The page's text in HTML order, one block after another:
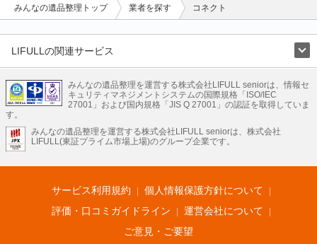
みんなの遺品整理トップ 業者を探す コネクト
LIFULLの関連サービス
不動産・住宅 引越し 老人ホーム 地方創生
ママの就労支援
不動産クラウドファンディング 遺品整理 老後の暮らし情報
LIFULL HOME'Sのサービス
不動産・住宅
不動産査定 マンション専門売却査定 不動産投資 アドバイザー
不動産アーカイブ
空き家バンク 家賃相場 不動産会社
まちむすび
不動産用語集 住まいのお役立ち情報
LIFULL HOME'S PRESS
アプリ 不動産データ 不動産転職
みんなの遺品整理を運営する株式会社LIFULL seniorは、情報セ
キュリティマネジメントシステムの国際規格「ISO/IEC
27001」および国内規格「JIS Q 27001」の認証を取得していま
す。
みんなの遺品整理を運営する株式会社LIFULL seniorは、株式会社
LIFULL(東証プライム市場上場)のグループ企業です。
サービス利用規約
個人情報保護方針について
評価・口コミガイドライン
運営会社について
ご意見・ご要望